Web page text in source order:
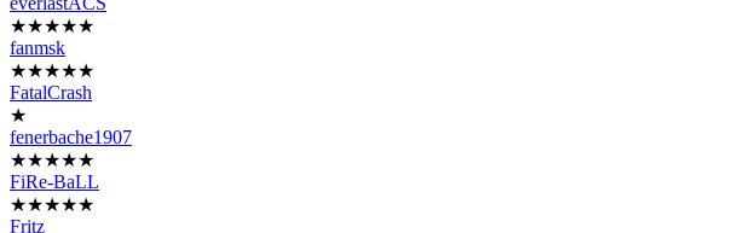
★★★★★
fanmsk
★★★★★
FatalCrash
★
fenerbache1907
★★★★★
FiRe-BaLL
★★★★★
Fritz